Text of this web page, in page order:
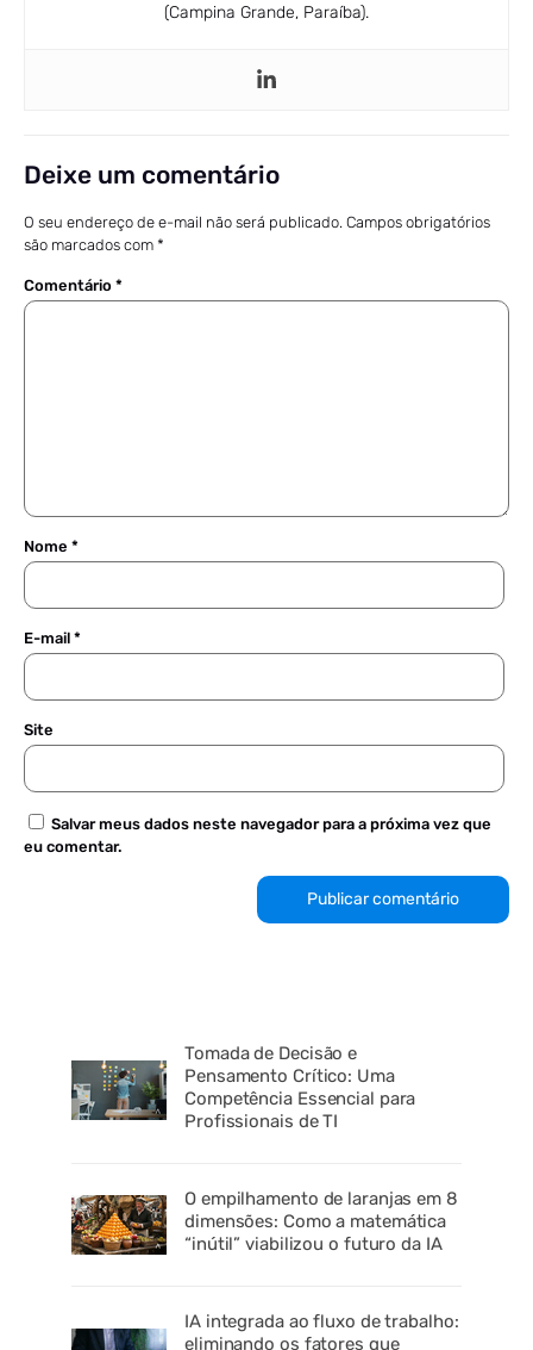
(Campina Grande, Paraíba).
Deixe um comentário
O seu endereço de e-mail não será publicado. Campos obrigatórios
são marcados com *
Comentário *
Nome *
E-mail *
Site
Salvar meus dados neste navegador para a próxima vez que
eu comentar.
Tomada de Decisão e
Pensamento Crítico: Uma
Competência Essencial para
Profissionais de TI
O empilhamento de laranjas em 8
dimensões: Como a matemática
“inútil” viabilizou o futuro da IA
IA integrada ao fluxo de trabalho:
eliminando os fatores que